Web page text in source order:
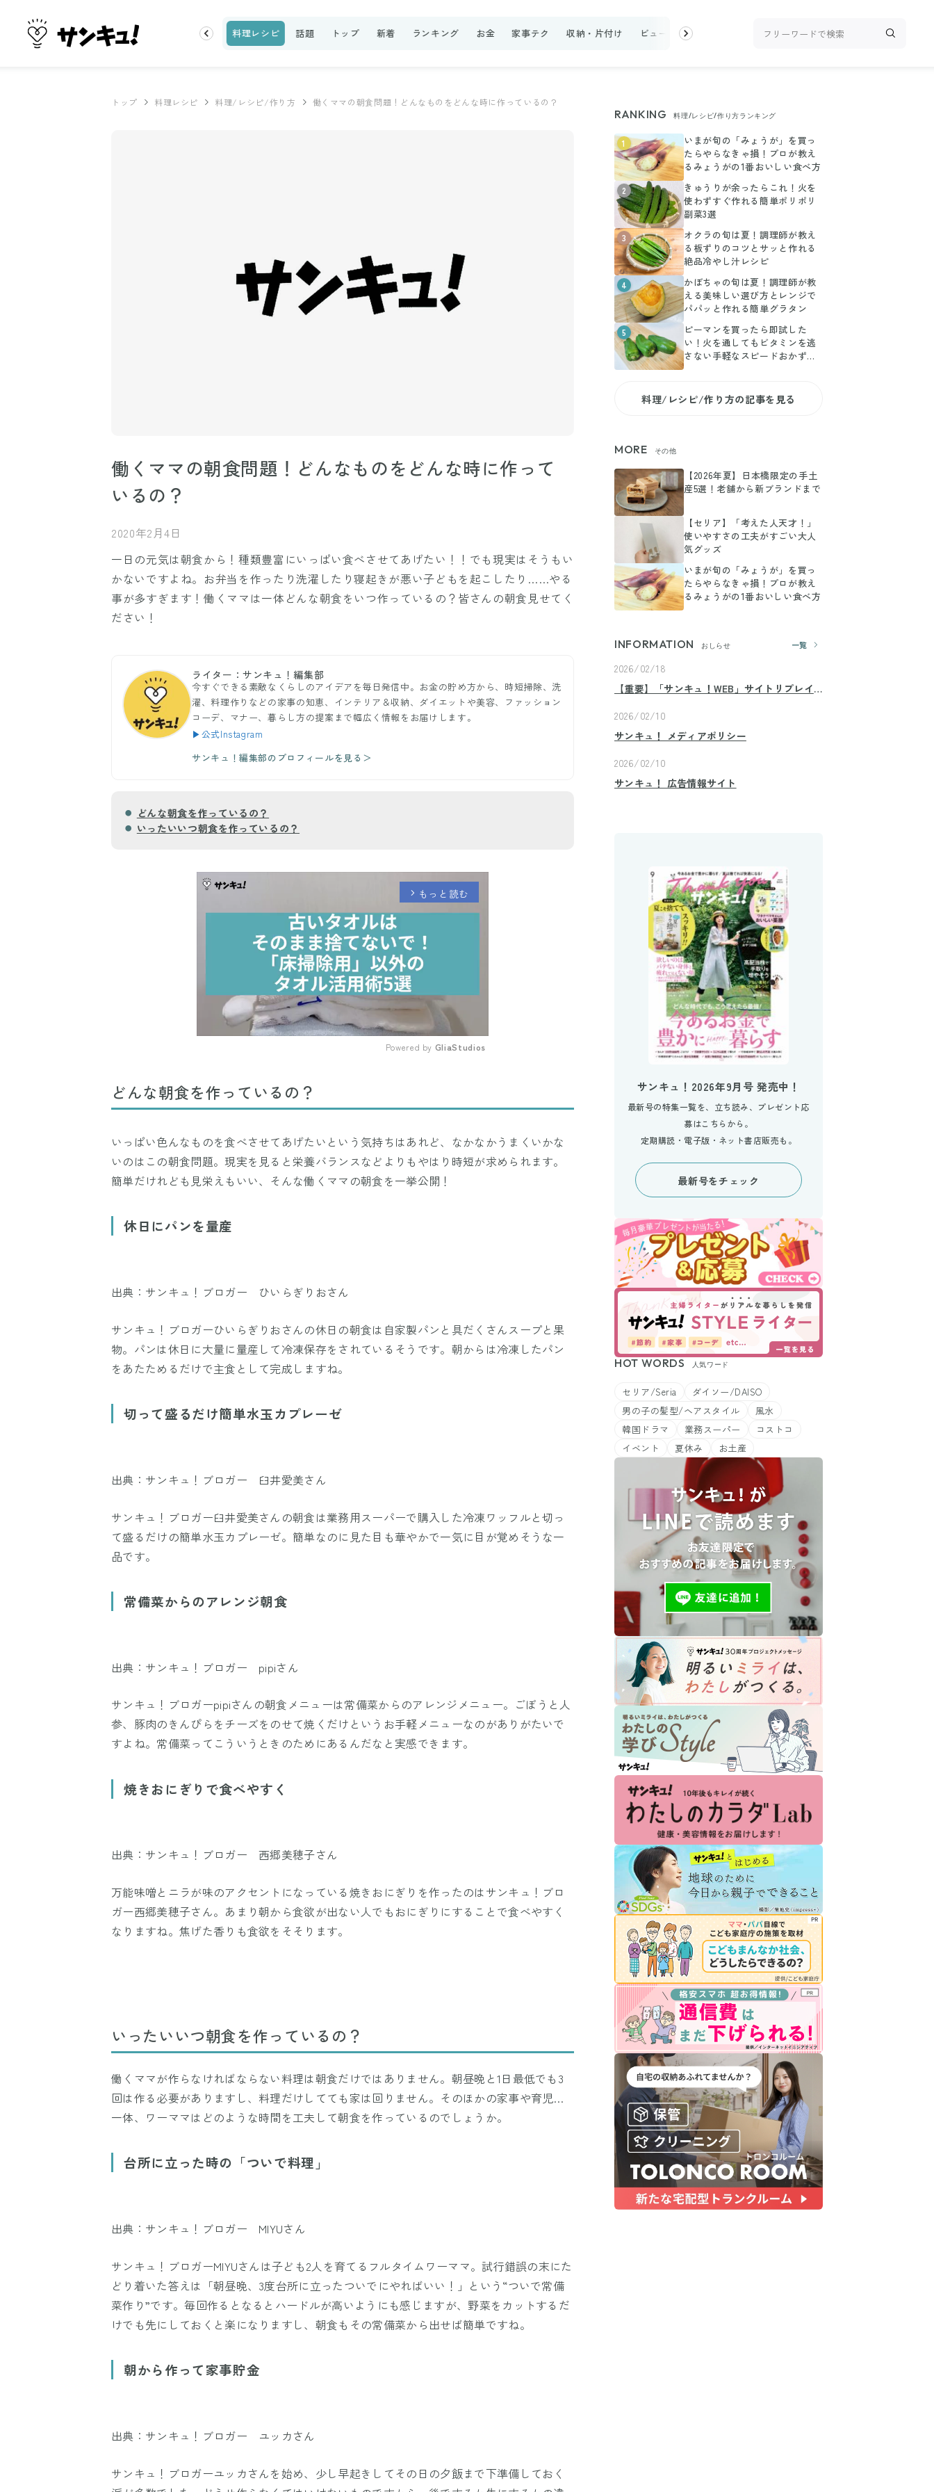
ビューティ 100均・雑貨 スーパー 料理レシピ 話題 トップ 新着 ランキング お金 家事テク 収納・片付け ビューティ スーパー 料理レシピ 話題
トップ 料理レシピ 料理/レシピ/作り方 働くママの朝食問題！どんなものをどんな時に作っているの？
働くママの朝食問題！どんなものをどんな時に作って
いるの？
2020年2月4日
一日の元気は朝食から！種類豊富にいっぱい食べさせてあげたい！！でも現実はそうもい
かないですよね。お弁当を作ったり洗濯したり寝起きが悪い子どもを起こしたり……やる
事が多すぎます！働くママは一体どんな朝食をいつ作っているの？皆さんの朝食見せてく
ださい！
ライター：サンキュ！編集部
今すぐできる素敵なくらしのアイデアを毎日発信中。お金の貯め方から、時短掃除、洗
濯、料理作りなどの家事の知恵、インテリア＆収納、ダイエットや美容、ファッション
コーデ、マナー、暮らし方の提案まで幅広く情報をお届けします。
▶公式Instagram
サンキュ！編集部のプロフィールを見る＞
どんな朝食を作っているの？
いったいいつ朝食を作っているの？
arrow_forward_ios もっと読む
Powered by GliaStudios
どんな朝食を作っているの？
いっぱい色んなものを食べさせてあげたいという気持ちはあれど、なかなかうまくいかな
いのはこの朝食問題。現実を見ると栄養バランスなどよりもやはり時短が求められます。
簡単だけれども見栄えもいい、そんな働くママの朝食を一挙公開！
休日にパンを量産
出典：サンキュ！ブロガー ひいらぎりおさん
サンキュ！ブロガーひいらぎりおさんの休日の朝食は自家製パンと具だくさんスープと果
物。パンは休日に大量に量産して冷凍保存をされているそうです。朝からは冷凍したパン
をあたためるだけで主食として完成しますね。
切って盛るだけ簡単水玉カプレーゼ
出典：サンキュ！ブロガー 臼井愛美さん
サンキュ！ブロガー臼井愛美さんの朝食は業務用スーパーで購入した冷凍ワッフルと切っ
て盛るだけの簡単水玉カプレーゼ。簡単なのに見た目も華やかで一気に目が覚めそうな一
品です。
常備菜からのアレンジ朝食
出典：サンキュ！ブロガー pipiさん
サンキュ！ブロガーpipiさんの朝食メニューは常備菜からのアレンジメニュー。ごぼうと人
参、豚肉のきんぴらをチーズをのせて焼くだけというお手軽メニューなのがありがたいで
すよね。常備菜ってこういうときのためにあるんだなと実感できます。
焼きおにぎりで食べやすく
出典：サンキュ！ブロガー 西郷美穂子さん
万能味噌とニラが味のアクセントになっている焼きおにぎりを作ったのはサンキュ！ブロ
ガー西郷美穂子さん。あまり朝から食欲が出ない人でもおにぎりにすることで食べやすく
なりますね。焦げた香りも食欲をそそります。
いったいいつ朝食を作っているの？
働くママが作らなければならない料理は朝食だけではありません。朝昼晩と1日最低でも3
回は作る必要がありますし、料理だけしてても家は回りません。そのほかの家事や育児…
一体、ワーママはどのような時間を工夫して朝食を作っているのでしょうか。
台所に立った時の「ついで料理」
出典：サンキュ！ブロガー MIYUさん
サンキュ！ブロガーMIYUさんは子ども2人を育てるフルタイムワーママ。試行錯誤の末にた
どり着いた答えは「朝昼晩、3度台所に立ったついでにやればいい！」という“ついで常備
菜作り”です。毎回作るとなるとハードルが高いようにも感じますが、野菜をカットするだ
けでも先にしておくと楽になりますし、朝食もその常備菜から出せば簡単ですね。
朝から作って家事貯金
出典：サンキュ！ブロガー ユッカさん
サンキュ！ブロガーユッカさんを始め、少し早起きしてその日の夕飯まで下準備しておく
RANKING 料理/レシピ/作り方ランキング
1
いまが旬の「みょうが」を買っ
たらやらなきゃ損！プロが教え
るみょうがの1番おいしい食べ方
2
きゅうりが余ったらこれ！火を
使わずすぐ作れる簡単ポリポリ
副菜3選
3
オクラの旬は夏！調理師が教え
る板ずりのコツとサッと作れる
絶品冷やし汁レシピ
4
かぼちゃの旬は夏！調理師が教
える美味しい選び方とレンジで
パパッと作れる簡単グラタン
5
ピーマンを買ったら即試した
い！火を通してもビタミンを逃
さない手軽なスピードおかずレ
料理/レシピ/作り方の記事を見る
MORE その他
【2026年夏】日本橋限定の手土
産5選！老舗から新ブランドまで
【セリア】「考えた人天才！」
使いやすさの工夫がすごい大人
気グッズ
いまが旬の「みょうが」を買っ
たらやらなきゃ損！プロが教え
るみょうがの1番おいしい食べ方
INFORMATION おしらせ 一覧
2026/02/18
【重要】「サンキュ！WEB」サイトリプレイ
2026/02/10
サンキュ！ メディアポリシー
2026/02/10
サンキュ！ 広告情報サイト
サンキュ！2026年9月号 発売中！
最新号の特集一覧を、立ち読み、プレゼント応
募はこちらから。
定期購読・電子版・ネット書店販売も。
最新号をチェック
HOT WORDS 人気ワード
セリア/Seria
ダイソー/DAISO
男の子の髪型/ヘアスタイル
風水
韓国ドラマ
業務スーパー
コストコ
イベント
夏休み お土産